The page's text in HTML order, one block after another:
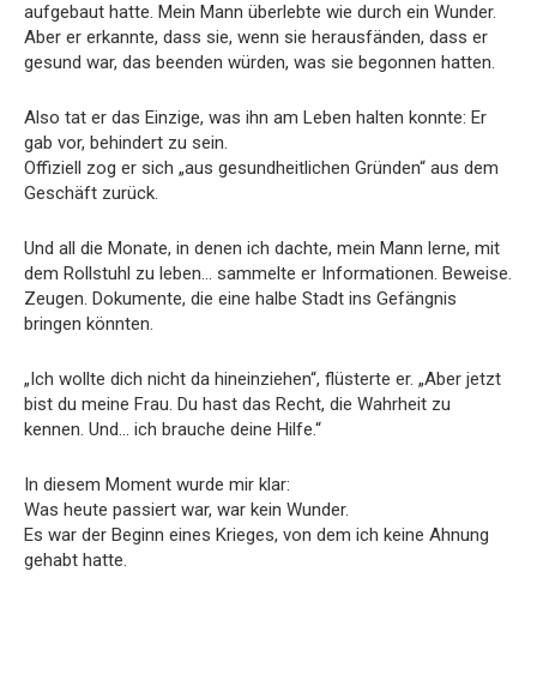
aufgebaut hatte. Mein Mann überlebte wie durch ein Wunder.
Aber er erkannte, dass sie, wenn sie herausfänden, dass er
gesund war, das beenden würden, was sie begonnen hatten.
Also tat er das Einzige, was ihn am Leben halten konnte: Er
gab vor, behindert zu sein.
Offiziell zog er sich „aus gesundheitlichen Gründen“ aus dem
Geschäft zurück.
Und all die Monate, in denen ich dachte, mein Mann lerne, mit
dem Rollstuhl zu leben… sammelte er Informationen. Beweise.
Zeugen. Dokumente, die eine halbe Stadt ins Gefängnis
bringen könnten.
„Ich wollte dich nicht da hineinziehen“, flüsterte er. „Aber jetzt
bist du meine Frau. Du hast das Recht, die Wahrheit zu
kennen. Und… ich brauche deine Hilfe.“
In diesem Moment wurde mir klar:
Was heute passiert war, war kein Wunder.
Es war der Beginn eines Krieges, von dem ich keine Ahnung
gehabt hatte.